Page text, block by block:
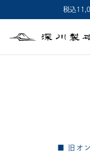
税込
■ 旧オ